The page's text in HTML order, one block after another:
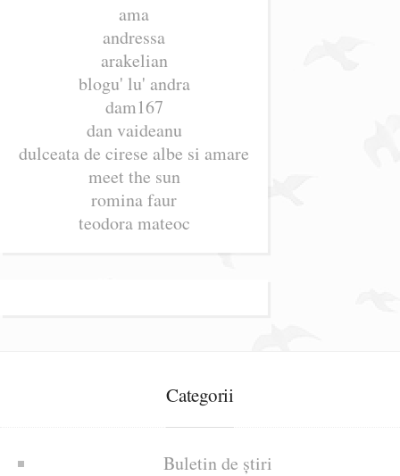
ama
andressa
arakelian
blogu' lu' andra
dam167
dan vaideanu
dulceata de cirese albe si amare
meet the sun
romina faur
teodora mateoc
Categorii
Buletin de știri